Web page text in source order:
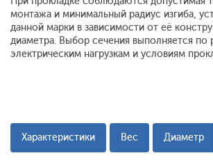
монтажа и минимальный радиус изгиба,
данной марки в зависимости от её
диаметра. Выбор сечения выполняется по
электрическим нагрузкам и условиям
Характеристики Вес Диаметр